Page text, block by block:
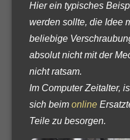
Hier ein typisches
werden sollte, die Idee
beliebige
absolut nicht mit der
nicht ratsam.
Im Computer Zeitalter,
sich beim online
Teile zu besorgen.